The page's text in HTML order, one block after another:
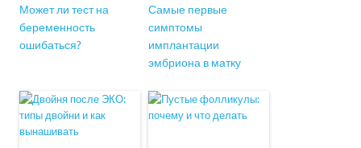
Может ли тест на
беременность
ошибаться?
Самые первые
симптомы
имплантации
эмбриона в матку